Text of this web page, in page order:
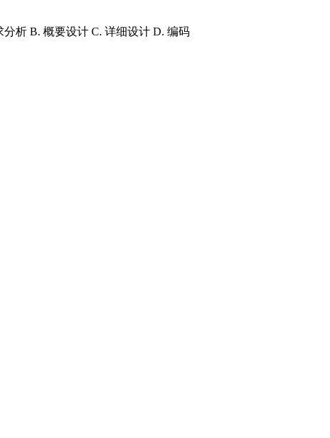
析 B. 概要设计 C. 详细设计 D. 编码